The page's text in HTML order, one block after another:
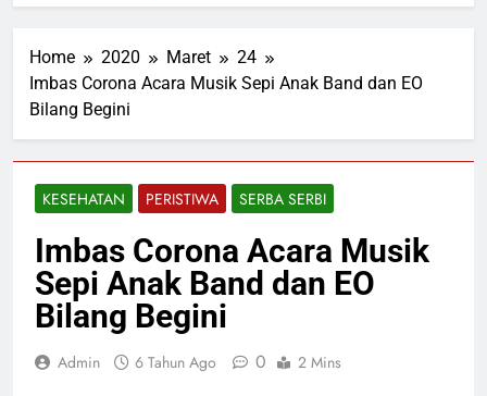
Home 2020 Maret
24
Imbas Corona Acara Musik Sepi Anak Band dan EO
Bilang Begini
KESEHATAN PERISTIWA SERBA SERBI
Imbas Corona Acara Musik
Sepi Anak Band dan EO
Bilang Begini
Admin 6 Tahun Ago 0 2 Mins